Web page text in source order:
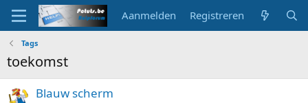
Aanmelden Registreren
Tags
toekomst
Blauw scherm